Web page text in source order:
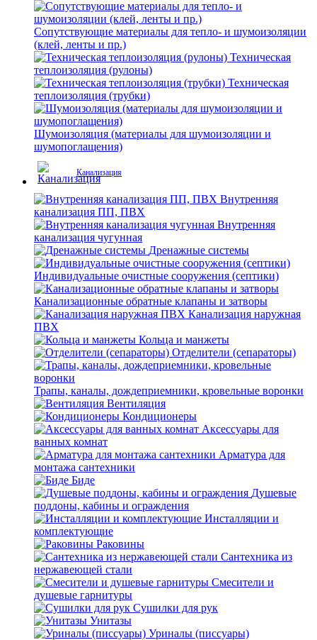
Сопутствующие материалы для тепло- и шумоизоляции
(клей, ленты и пр.)
Техническая
теплоизоляция (рулоны)
Техническая
теплоизоляция (трубки)
Шумоизоляция (материалы для шумоизоляции и
шумопоглащения)
Канализация
Внутренняя
канализация ПП, ПВХ
Внутренняя
канализация чугунная
Дренажные системы
Индивидуальные очистные сооружения (септики)
Канализационные обратные клапаны и затворы
Канализация наружная
ПВХ
Кольца и манжеты
Отделители (сепараторы)
Трапы, каналы, дождеприемники, кровельные воронки
Вентиляция
Кондиционеры
Аксессуары для
ванных комнат
Арматура для
монтажа сантехники
Биде
Душевые
поддоны, кабины и ограждения
Инсталляции и
комплектующие
Раковины
Сантехника из
нержавеющей стали
Смесители и
душевые гарнитуры
Сушилки для рук
Унитазы
Уриналы (писсуары)